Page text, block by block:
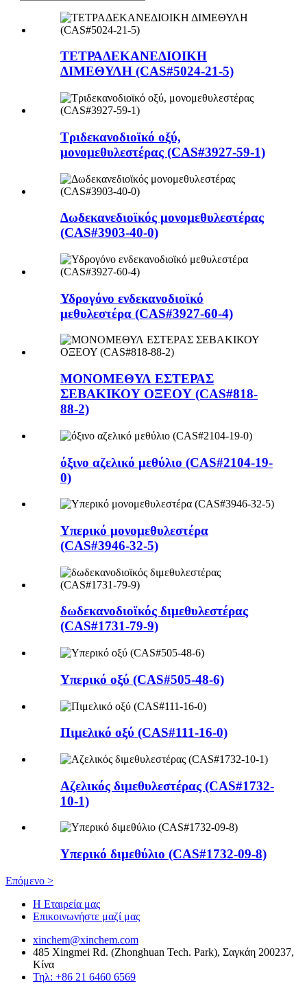
ΤΕΤΡΑΔΕΚΑΝΕΔΙΟΙΚΗ
ΔΙΜΕΘΥΛΗ (CAS#5024-21-5)
Τριδεκανοδιοϊκό οξύ,
μονομεθυλεστέρας (CAS#3927-59-1)
Δωδεκανεδιοϊκός μονομεθυλεστέρας
(CAS#3903-40-0)
Υδρογόνο ενδεκανοδιοϊκό
μεθυλεστέρα (CAS#3927-60-4)
ΜΟΝΟΜΕΘΥΛ ΕΣΤΕΡΑΣ
ΣΕΒΑΚΙΚΟΥ ΟΞΕΟΥ (CAS#818-
88-2)
όξινο αζελικό μεθύλιο (CAS#2104-19-
0)
Υπερικό μονομεθυλεστέρα
(CAS#3946-32-5)
δωδεκανοδιοϊκός διμεθυλεστέρας
(CAS#1731-79-9)
Υπερικό οξύ (CAS#505-48-6)
Πιμελικό οξύ (CAS#111-16-0)
Αζελικός διμεθυλεστέρας (CAS#1732-
10-1)
Υπερικό διμεθύλιο (CAS#1732-09-8)
Επόμενο >
Η Εταιρεία μας
Επικοινωνήστε μαζί μας
xinchem@xinchem.com
485 Xingmei Rd. (Zhonghuan Tech. Park), Σαγκάη 200237,
Κίνα
Τηλ: +86 21 6460 6569